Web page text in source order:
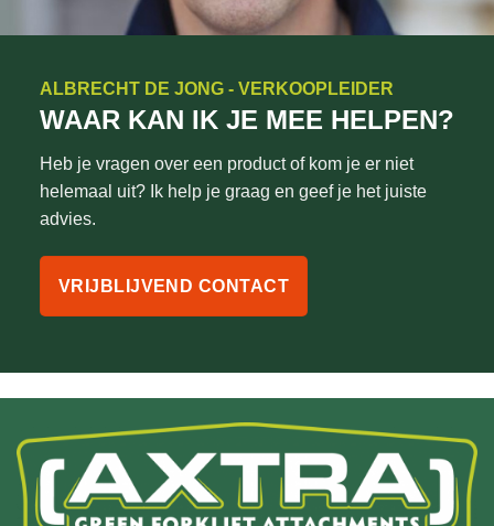
ALBRECHT DE JONG - VERKOOPLEIDER
WAAR KAN IK JE MEE HELPEN?
Heb je vragen over een product of kom je er niet
helemaal uit? Ik help je graag en geef je het juiste
advies.
VRIJBLIJVEND CONTACT